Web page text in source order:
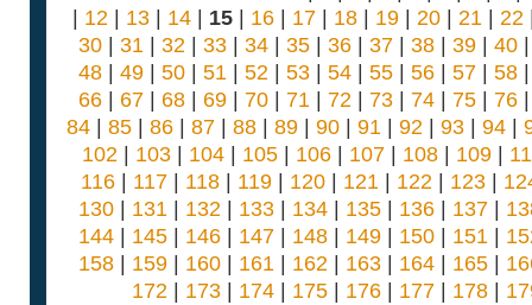
| 12 | 13| 14| 15| 16| 17| 18| 19| 20| 21 | 22
30| 31 | 32 | 33| 34| 35| 36| 37| 38| 39| 40
48| 49| 50| 51 | 52 | 53| 54| 55| 56| 57| 58
66| 67| 68| 69| 70| 71 | 72 | 73| 74| 75| 76
84| 85| 86| 87| 88| 89| 90| 91 | 92 | 93| 94|
102 | 103 | 104 | 105 | 106 | 107 | 108 | 109 |
116| 117| 118| 119| 120| 121 | 122 | 123|
130| 131 | 132 | 133| 134| 135| 136| 137|
144| 145| 146| 147| 148| 149| 150| 151 |
158| 159| 160| 161 | 162 | 163| 164| 165|
172 | 173| 174| 175| 176| 177| 178|